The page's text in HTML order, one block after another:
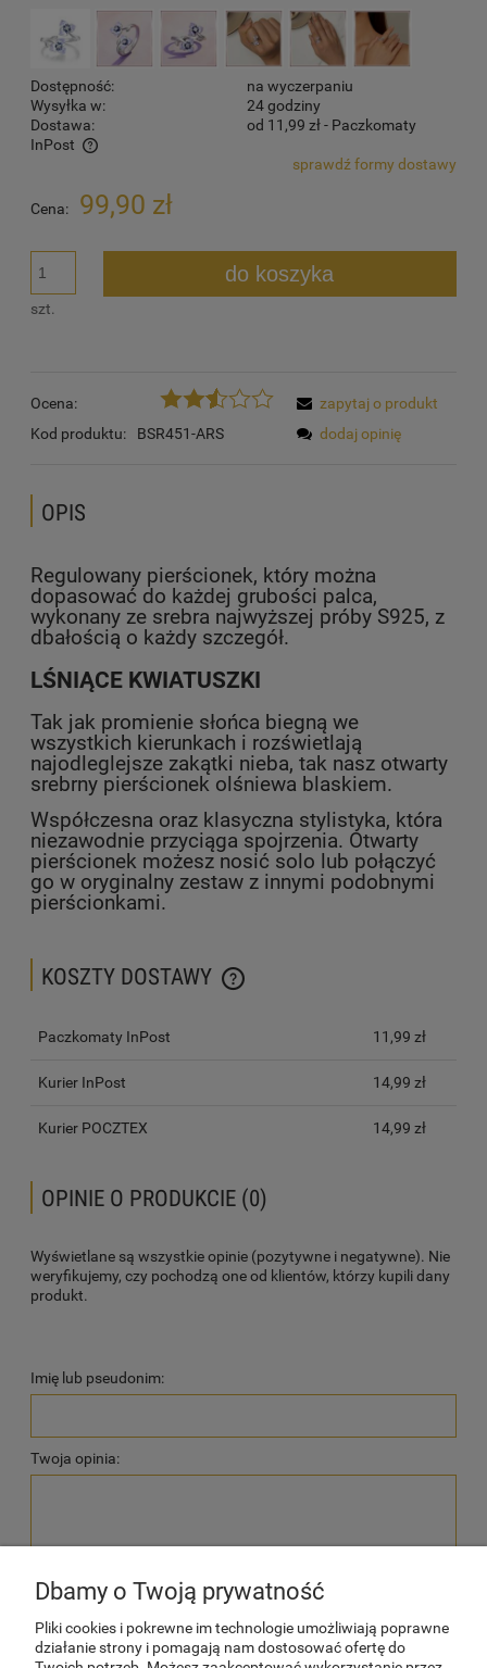
Dostępność:
na wyczerpaniu
Wysyłka w:
24 godziny
Dostawa:
od 11,99 zł- Paczkomaty
InPost
Cena nie zawiera ewentualnych kosztów płatnościsprawdź formy dostawy
Cena: 99,90 zł
szt.
do koszyka
Ocena:
Kod produktu:
BSR451-ARS
zapytaj o produkt
dodaj opinię
OPIS
Regulowany pierścionek, który można
dopasować do każdej grubości palca,
wykonany ze srebra najwyższej próby S925, z
dbałością o każdy szczegół.
LŚNIĄCE KWIATUSZKI
Tak jak promienie słońca biegną we
wszystkich kierunkach i rozświetlają
najodleglejsze zakątki nieba, tak nasz otwarty
srebrny pierścionek olśniewa blaskiem.
Współczesna oraz klasyczna stylistyka, która
niezawodnie przyciąga spojrzenia. Otwarty
pierścionek możesz nosić solo lub połączyć
go w oryginalny zestaw z innymi podobnymi
pierścionkami.
KOSZTY DOSTAWY
CENA NIE ZAWIERA EWENTUALNYCH KOSZTÓW PŁATNOŚCI
Paczkomaty InPost 11,99 zł
Kurier InPost 14,99 zł
Kurier POCZTEX 14,99 zł
OPINIE O PRODUKCIE (0)
Wyświetlane są wszystkie opinie (pozytywne i negatywne). Nie
weryfikujemy, czy pochodzą one od klientów, którzy kupili dany
produkt.
Imię lub pseudonim:
Twoja opinia:
Dbamy o Twoją prywatność
Pliki cookies i pokrewne im technologie umożliwiają poprawne
działanie strony i pomagają nam dostosować ofertę do